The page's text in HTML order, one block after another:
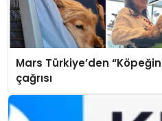
Mars Türkiye’den
çağrısı